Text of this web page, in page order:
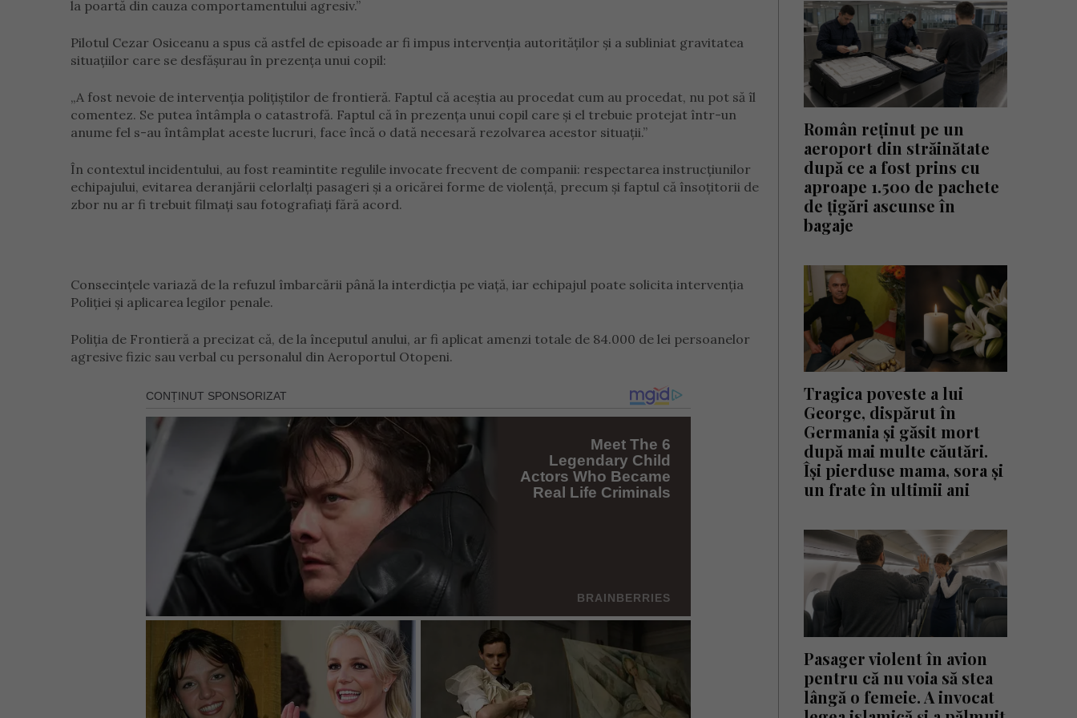
la poartă din cauza comportamentului agresiv.”
Pilotul Cezar Osiceanu a spus că astfel de episoade ar fi impus intervenția autorităților și a subliniat gravitatea
situațiilor care se desfășurau în prezența unui copil:
„A fost nevoie de intervenția polițiștilor de frontieră. Faptul că aceștia au procedat cum au procedat, nu pot să îl
comentez. Se putea întâmpla o catastrofă. Faptul că în prezența unui copil care și el trebuie protejat într-un
anume fel s-au întâmplat aceste lucruri, face încă o dată necesară rezolvarea acestor situații.”
În contextul incidentului, au fost reamintite regulile invocate frecvent de companii: respectarea instrucțiunilor
echipajului, evitarea deranjării celorlalți pasageri și a oricărei forme de violență, precum și faptul că însoțitorii de
zbor nu ar fi trebuit filmați sau fotografiați fără acord.
Consecințele variază de la refuzul îmbarcării până la interdicția pe viață, iar echipajul poate solicita intervenția
Poliției și aplicarea legilor penale.
Poliția de Frontieră a precizat că, de la începutul anului, ar fi aplicat amenzi totale de 84.000 de lei persoanelor
agresive fizic sau verbal cu personalul din Aeroportul Otopeni.
Român reținut pe un
aeroport din străinătate
după ce a fost prins cu
aproape 1.500 de pachete
de țigări ascunse în
bagaje
Tragica poveste a lui
George, dispărut în
Germania și găsit mort
după mai multe căutări.
Își pierduse mama, sora și
un frate în ultimii ani
Pasager violent în avion
pentru că nu voia să stea
lângă o femeie. A invocat